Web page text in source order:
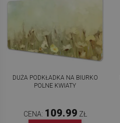
DUŻA PODKŁADKA NA BIURKO
POLNE KWIATY
CENA: 109.99 ZŁ